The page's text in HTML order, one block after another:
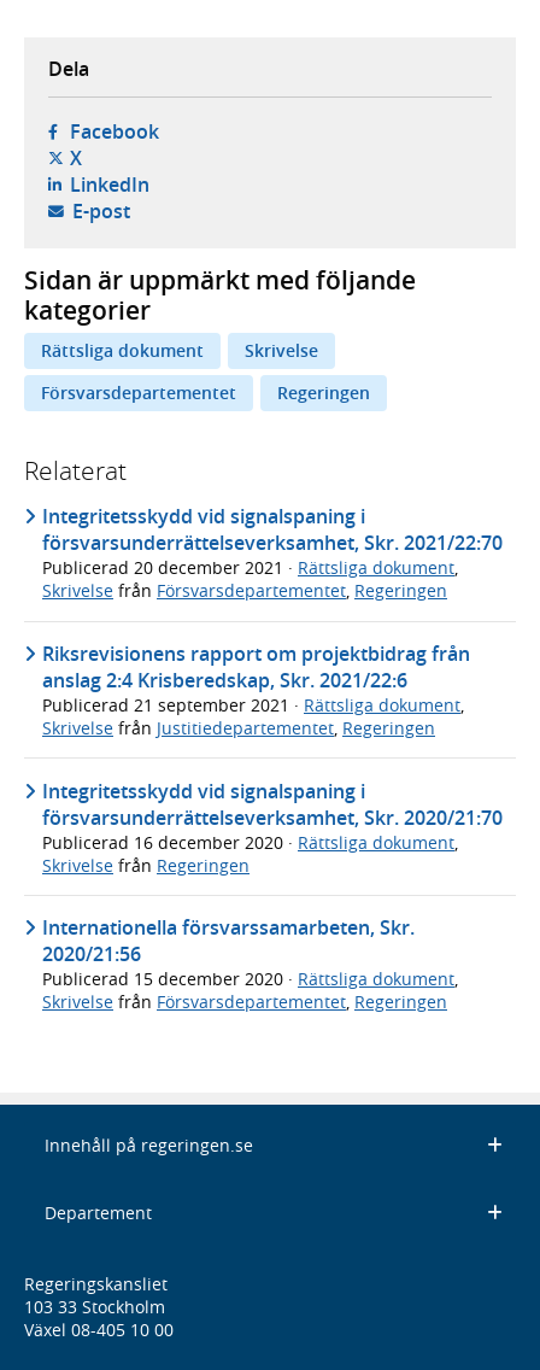
Dela
Facebook- öppnas i ny flik, extern webbplats,
X- öppnas i ny flik, extern webbplats,
LinkedIn- öppnas i ny flik, extern webbplats,
E-post- öppnar din e-postklient,
Sidan är uppmärkt med följande
kategorier
Rättsliga dokument
Skrivelse
Försvarsdepartementet
Regeringen
Relaterat
Integritetsskydd vid signalspaning i
försvarsunderrättelseverksamhet, Skr. 2021/22:70
Publicerad 20 december 2021 · Rättsliga dokument,
Skrivelse från Försvarsdepartementet, Regeringen
Riksrevisionens rapport om projektbidrag från
anslag 2:4 Krisberedskap, Skr. 2021/22:6
Publicerad 21 september 2021 · Rättsliga dokument,
Skrivelse från Justitiedepartementet, Regeringen
Integritetsskydd vid signalspaning i
försvarsunderrättelseverksamhet, Skr. 2020/21:70
Publicerad 16 december 2020 · Rättsliga dokument
Skrivelse från Regeringen
Internationella försvarssamarbeten, Skr.
2020/21:56
Publicerad 15 december 2020 · Rättsliga dokument,
Skrivelse från Försvarsdepartementet, Regeringen
Innehåll på regeringen.se
Departement
Regeringskansliet
103 33 Stockholm
Växel 08-405 10 00